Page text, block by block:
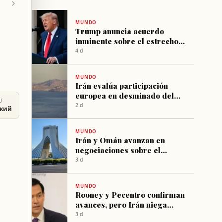
MUNDO
Trump anuncia acuerdo
inminente sobre el estrecho
de Ormuz y el programa
4 d
MUNDO
Irán evalúa participación
europea en desminado del
estrecho de Ormuz
2 d
MUNDO
Irán y Omán avanzan en
negociaciones sobre el
estrecho de Ormuz, sin
3 d
MUNDO
Rooney y Pecentro confirman
avances, pero Irán niega
negociaciones sobre el
3 d